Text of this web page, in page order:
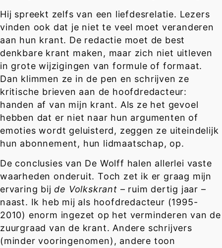
Hij spreekt zelfs van een liefdesrelatie. Lezers
vinden ook dat je niet te veel moet veranderen
aan hun krant. De redactie moet de best
denkbare krant maken, maar zich niet uitleven
in grote wijzigingen van formule of formaat.
Dan klimmen ze in de pen en schrijven ze
kritische brieven aan de hoofdredacteur:
handen af van mijn krant. Als ze het gevoel
hebben dat er niet naar hun argumenten of
emoties wordt geluisterd, zeggen ze uiteindelijk
hun abonnement, hun lidmaatschap, op.
De conclusies van De Wolff halen allerlei vaste
waarheden onderuit. Toch zet ik er graag mijn
ervaring bijde Volkskrant – ruim dertig jaar –
naast. Ik heb mij als hoofdredacteur (1995-
2010) enorm ingezet op het verminderen van de
zuurgraad van de krant. Andere schrijvers
(minder vooringenomen), andere toon